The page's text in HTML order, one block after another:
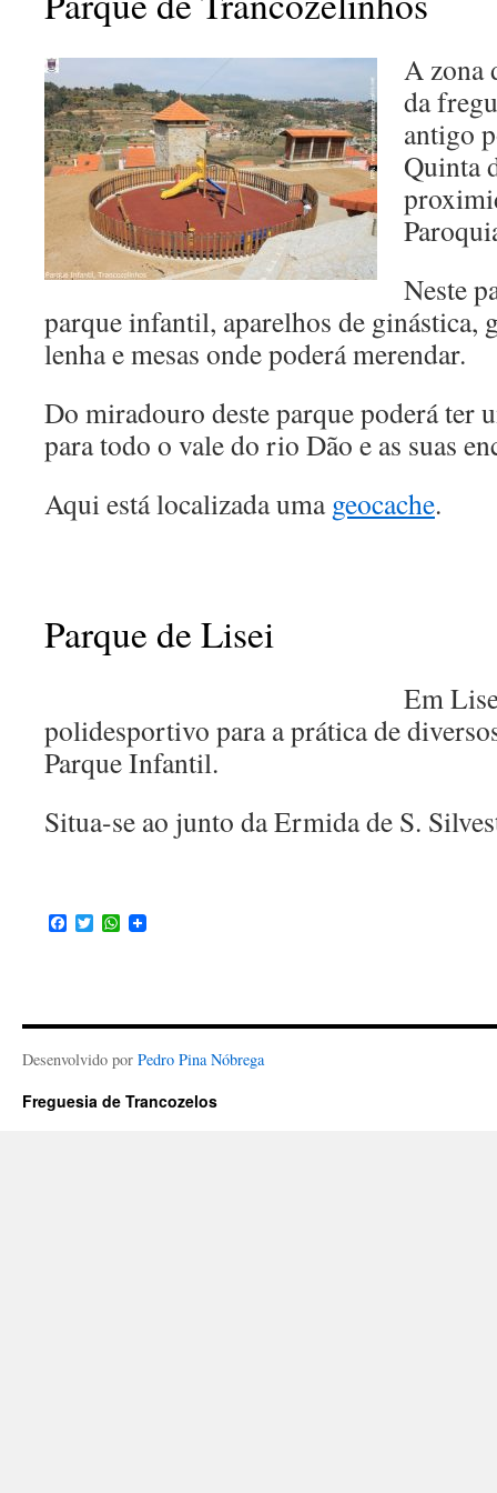
A zona
da
antigo
Quinta
Neste
parque infantil, aparelhos de ginástica,
lenha e mesas onde poderá merendar.
Do miradouro deste parque poderá ter
para todo o vale do rio Dão e as suas
Aqui está localizada umageocache.
Parque de Lisei
Em
polidesportivo para a prática de
Parque Infantil.
Situa-se ao junto da Ermida de S.
Facebook
TwitterWhatsApp
Desenvolvido por Pedro Pina Nóbrega
Freguesia de Trancozelos